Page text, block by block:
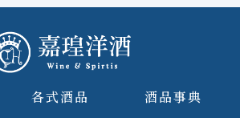
各式酒品
酒品事典